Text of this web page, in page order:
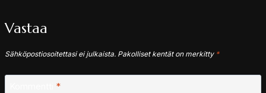
Vastaa
Sähköpostiosoitettasi ei julkaista. Pakolliset kentät on merkitty *
*